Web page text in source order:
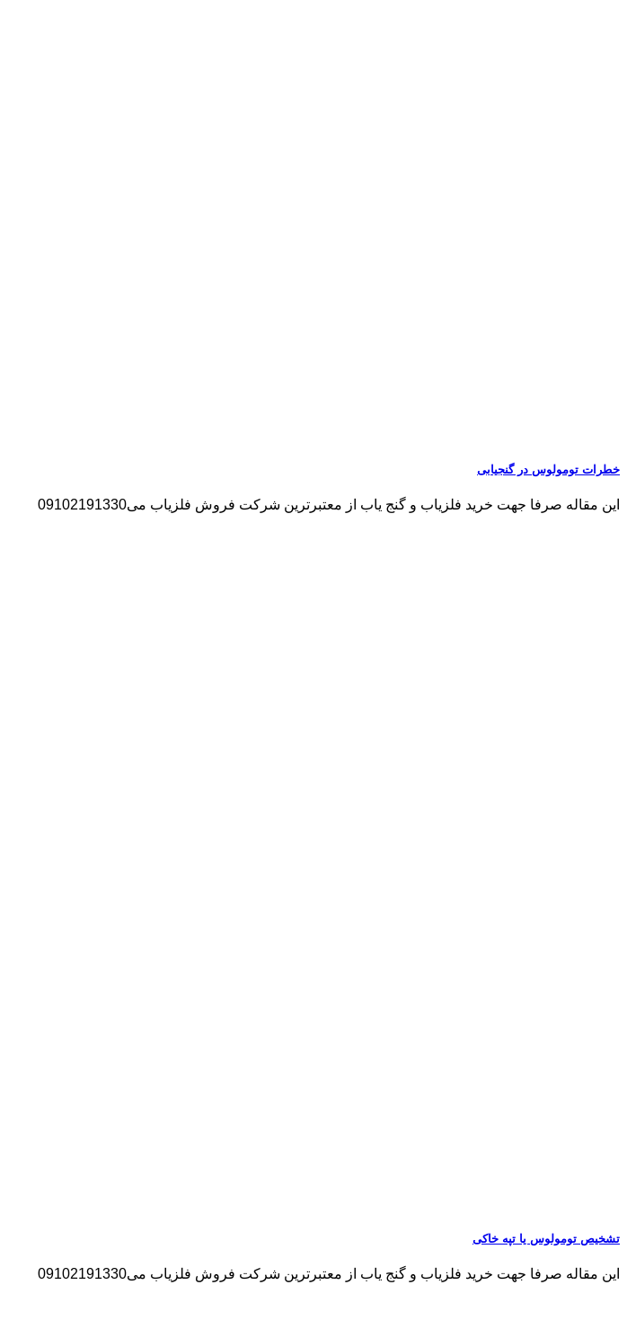
خطرات تومولوس در گنجیابی
این مقاله صرفا جهت خرید فلزیاب و گنج یاب از معتبرترین شرکت فروش فلزیاب می09102191330
تشخیص تومولوس یا تپه خاکی
این مقاله صرفا جهت خرید فلزیاب و گنج یاب از معتبرترین شرکت فروش فلزیاب می09102191330